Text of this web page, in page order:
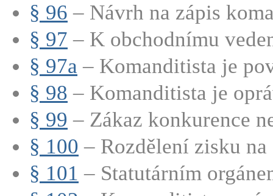
§ 96 – Návrh na zápis
§ 97 – K obchodnímu
§ 97a – Komanditista je
§ 98 – Komanditista je
§ 99 – Zákaz konkurence
§ 100 – Rozdělení zisku
§ 101 – Statutárním